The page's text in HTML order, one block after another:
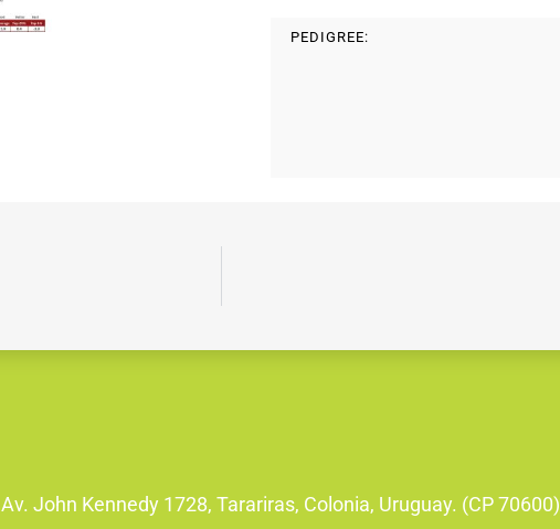
PEDIGREE:
Av. John Kennedy 1728, Tarariras, Colonia, Uruguay. (CP 70600)